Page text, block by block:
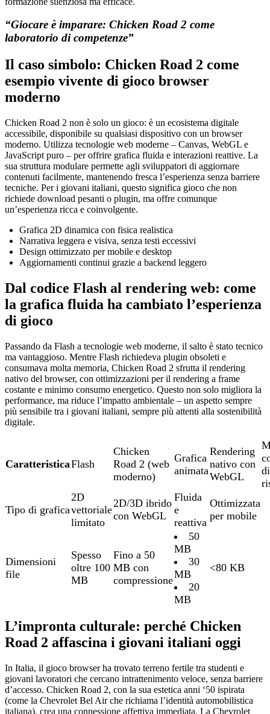
“Giocare è imparare: Chicken Road 2 come
laboratorio di competenze”
Il caso simbolo: Chicken Road 2 come
esempio vivente di gioco browser
moderno
Chicken Road 2 non è solo un gioco: è un ecosistema digitale
accessibile, disponibile su qualsiasi dispositivo con un browser
moderno. Utilizza tecnologie web moderne – Canvas, WebGL e
JavaScript puro – per offrire grafica fluida e interazioni reattive. La
sua struttura modulare permette agli sviluppatori di aggiornare
contenuti facilmente, mantenendo fresca l’esperienza senza barriere
tecniche. Per i giovani italiani, questo significa gioco che non
richiede download pesanti o plugin, ma offre comunque
un’esperienza ricca e coinvolgente.
Grafica 2D dinamica con fisica realistica
Narrativa leggera e visiva, senza testi eccessivi
Design ottimizzato per mobile e desktop
Aggiornamenti continui grazie a backend leggero
Dal codice Flash al rendering web: come
la grafica fluida ha cambiato l’esperienza
di gioco
Passando da Flash a tecnologie web moderne, il salto è stato tecnico
ma vantaggioso. Mentre Flash richiedeva plugin obsoleti e
consumava molta memoria, Chicken Road 2 sfrutta il rendering
nativo del browser, con ottimizzazioni per il rendering a frame
costante e minimo consumo energetico. Questo non solo migliora la
performance, ma riduce l’impatto ambientale – un aspetto sempre
più sensibile tra i giovani italiani, sempre più attenti alla sostenibilità
digitale.
CaratteristicaFlash
Chicken
Road 2 (web
moderno)
Grafica
animata
Rendering
nativo con
WebGL
di
Tipo di grafica
2D
vettoriale
limitato
2D/3D ibrido
con WebGL
Fluida
e
reattiva
Ottimizzata
per mobile
Dimensioni
file
Spesso
oltre 100
MB
Fino a 50
MB con
compressione
50
MB
30
MB
20
MB
<80 KB
L’impronta culturale: perché Chicken
Road 2 affascina i giovani italiani oggi
In Italia, il gioco browser ha trovato terreno fertile tra studenti e
giovani lavoratori che cercano intrattenimento veloce, senza barriere
d’accesso. Chicken Road 2, con la sua estetica anni ‘50 ispirata
(come la Chevrolet Bel Air che richiama l’identità automobilistica
italiana), crea una connessione affettiva immediata. La Chevrolet